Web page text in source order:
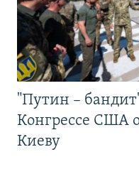
"Путин –
Конгрессе США
Киеву